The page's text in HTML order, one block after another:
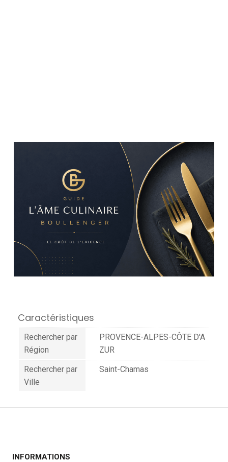
Caractéristiques
Rechercher par
Région
PROVENCE-ALPES-CÔTE D'A
ZUR
Rechercher par
Ville
Saint-Chamas
INFORMATIONS